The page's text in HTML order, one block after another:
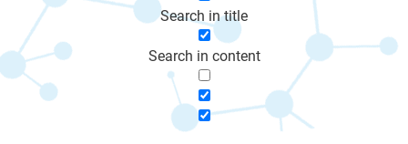
Search in title
Search in content